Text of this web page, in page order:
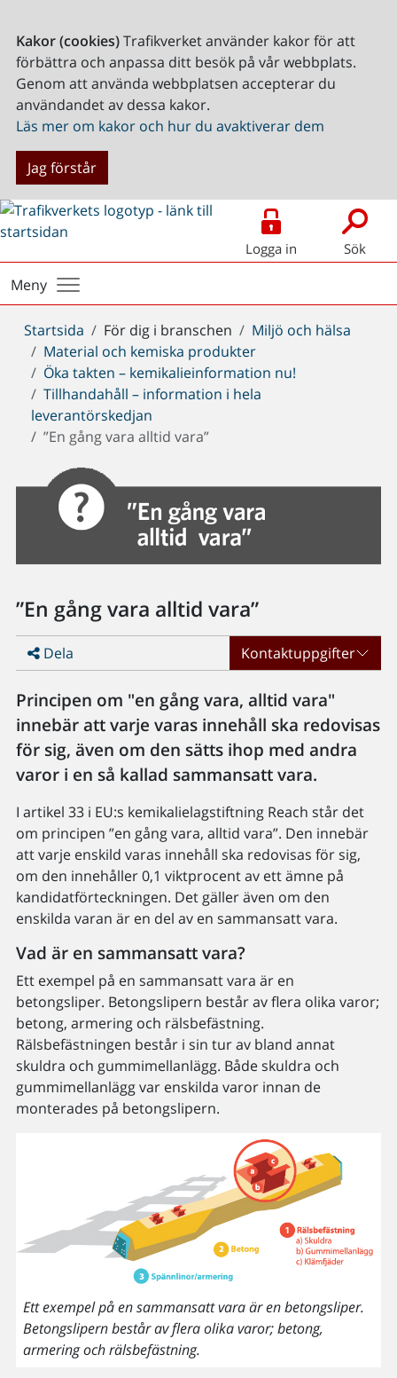
Kakor (cookies)Trafikverket använder kakor för att
förbättra och anpassa ditt besök på vår webbplats.
Genom att använda webbplatsen accepterar du
användandet av dessa kakor.
Läs mer om kakor och hur du avaktiverar dem
Jag förstår
Logga in Sök
Meny
Du
är
här:
Startsida För dig i branschen
Miljö och hälsa
Material och kemiska produkter
Öka takten – kemikalieinformation nu!
Tillhandahåll – information i hela
leverantörskedjan
”En gång vara alltid vara”
”En gång vara alltid vara”
Dela Kontaktuppgifter
Principen om "en gång vara, alltid vara"
innebär att varje varas innehåll ska redovisas
för sig, även om den sätts ihop med andra
varor i en så kallad sammansatt vara.
I artikel 33 i EU:s kemikalielagstiftning Reach står det
om principen ”en gång vara, alltid vara”. Den innebär
att varje enskild varas innehåll ska redovisas för sig,
om den innehåller 0,1 viktprocent av ett ämne på
kandidatförteckningen. Det gäller även om den
enskilda varan är en del av en sammansatt vara.
Vad är en sammansatt vara?
Ett exempel på en sammansatt vara är en
betongsliper. Betongslipern består av flera olika varor;
betong, armering och rälsbefästning.
Rälsbefästningen består i sin tur av bland annat
skuldra och gummimellanlägg. Både skuldra och
gummimellanlägg var enskilda varor innan de
monterades på betongslipern.
Ett exempel på en sammansatt vara är en betongsliper.
Betongslipern består av flera olika varor; betong,
armering och rälsbefästning.